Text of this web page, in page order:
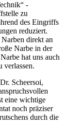
-
zu
des Eingriffs
reduziert.
direkt an
Narbe in der
hat uns auch
verlassen.
Scheersoi,
eine wichtige
noch präziser
durch die